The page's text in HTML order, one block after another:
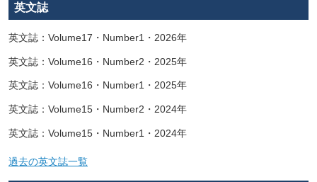
英文誌
英文誌：Volume17・Number1・2026年
英文誌：Volume16・Number2・2025年
英文誌：Volume16・Number1・2025年
英文誌：Volume15・Number2・2024年
英文誌：Volume15・Number1・2024年
過去の英文誌一覧